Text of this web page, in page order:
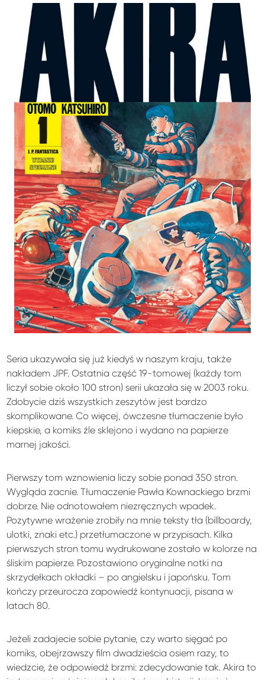
Seria ukazywała się już kiedyś w naszym kraju, także
nakładem JPF. Ostatnia część 19-tomowej (każdy tom
liczył sobie około 100 stron) serii ukazała się w 2003 roku.
Zdobycie dziś wszystkich zeszytów jest bardzo
skomplikowane. Co więcej, ówczesne tłumaczenie było
kiepskie, a komiks źle sklejono i wydano na papierze
marnej jakości.
Pierwszy tom wznowienia liczy sobie ponad 350 stron.
Wygląda zacnie. Tłumaczenie Pawła Kownackiego brzmi
dobrze. Nie odnotowałem niezręcznych wpadek.
Pozytywne wrażenie zrobiły na mnie teksty tła (billboardy,
ulotki, znaki etc.) przetłumaczone w przypisach. Kilka
pierwszych stron tomu wydrukowane zostało w kolorze na
śliskim papierze. Pozostawiono oryginalne notki na
skrzydełkach okładki – po angielsku i japońsku. Tom
kończy przeurocza zapowiedź kontynuacji, pisana w
latach 80.
Jeżeli zadajecie sobie pytanie, czy warto sięgać po
komiks, obejrzawszy film dwadzieścia osiem razy, to
wiedzcie, że odpowiedź brzmi: zdecydowanie tak. Akira to